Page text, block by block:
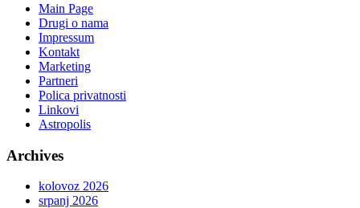
Main Page
Drugi o nama
Impressum
Kontakt
Marketing
Partneri
Polica privatnosti
Linkovi
Astropolis
Archives
kolovoz 2026
srpanj 2026